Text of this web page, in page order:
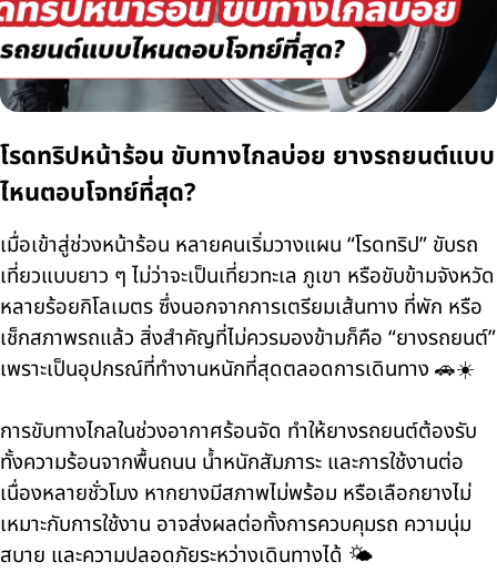
โรดทริปหน้าร้อน ขับทางไกลบ่อย ยางรถยนต์แบบ
ไหนตอบโจทย์ที่สุด?
เมื่อเข้าสู่ช่วงหน้าร้อน หลายคนเริ่มวางแผน “โรดทริป” ขับรถ
เที่ยวแบบยาว ๆ ไม่ว่าจะเป็นเที่ยวทะเล ภูเขา หรือขับข้ามจังหวัด
หลายร้อยกิโลเมตร ซึ่งนอกจากการเตรียมเส้นทาง ที่พัก หรือ
เช็กสภาพรถแล้ว สิ่งสำคัญที่ไม่ควรมองข้ามก็คือ “ยางรถยนต์”
เพราะเป็นอุปกรณ์ที่ทำงานหนักที่สุดตลอดการเดินทาง 🚗☀️
การขับทางไกลในช่วงอากาศร้อนจัด ทำให้ยางรถยนต์ต้องรับ
ทั้งความร้อนจากพื้นถนน น้ำหนักสัมภาระ และการใช้งานต่อ
เนื่องหลายชั่วโมง หากยางมีสภาพไม่พร้อม หรือเลือกยางไม่
เหมาะกับการใช้งาน อาจส่งผลต่อทั้งการควบคุมรถ ความนุ่ม
สบาย และความปลอดภัยระหว่างเดินทางได้ 🌤️